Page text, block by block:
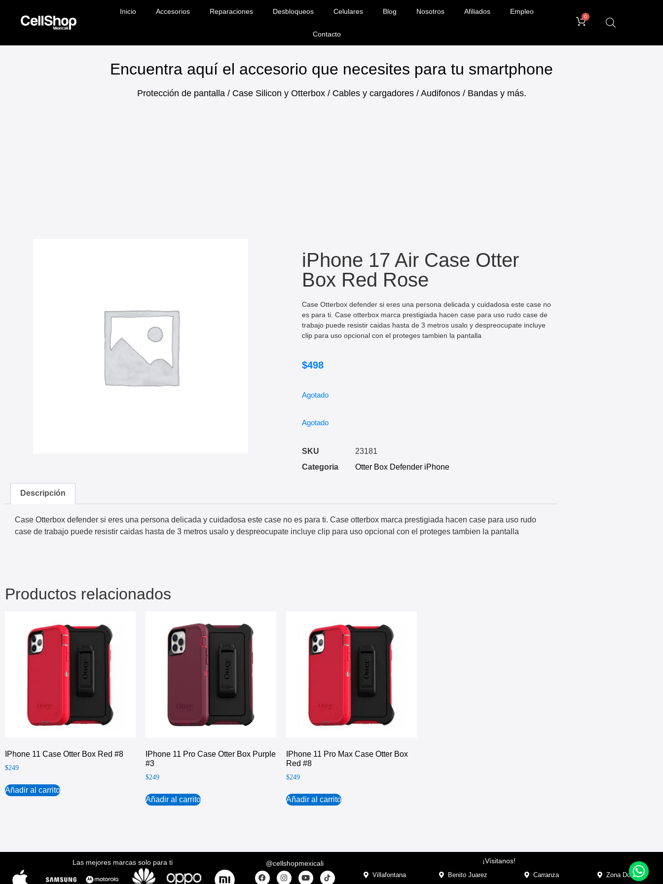
Inicio Accesorios Reparaciones Desbloqueos Celulares Blog Nosotros Afiliados Empleo
Contacto
0
Encuentra aquí el accesorio que necesites para tu smartphone
Protección de pantalla / Case Silicon y Otterbox / Cables y cargadores / Audifonos / Bandas y más.
iPhone 17 Air Case Otter
Box Red Rose
Case Otterbox defender si eres una persona delicada y cuidadosa este case no
es para ti. Case otterbox marca prestigiada hacen case para uso rudo case de
trabajo puede resistir caidas hasta de 3 metros usalo y despreocupate incluye
clip para uso opcional con el proteges tambien la pantalla
$498
Agotado
Agotado
SKU
23181
Categoria
Otter Box Defender iPhone
Descripción
Case Otterbox defender si eres una persona delicada y cuidadosa este case no es para ti. Case otterbox marca prestigiada hacen case para uso rudo
case de trabajo puede resistir caidas hasta de 3 metros usalo y despreocupate incluye clip para uso opcional con el proteges tambien la pantalla
Productos relacionados
IPhone 11 Case Otter Box Red #8
$249
Añadir al carrito
IPhone 11 Pro Case Otter Box Purple
#3
$249
Añadir al carrito
IPhone 11 Pro Max Case Otter Box
Red #8
$249
Añadir al carrito
Las mejores marcas solo para ti @cellshopmexicali ¡Vísitanos!
Villafontana
Benito Juarez
Carranza
Zona Dorada